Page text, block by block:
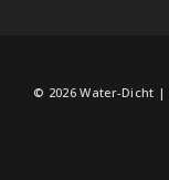
© 2026 Water-Dicht |